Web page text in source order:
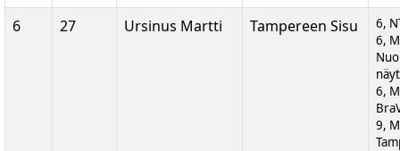
6 27 Ursinus Martti Tampereen Sisu
6,
6,
6,
9,